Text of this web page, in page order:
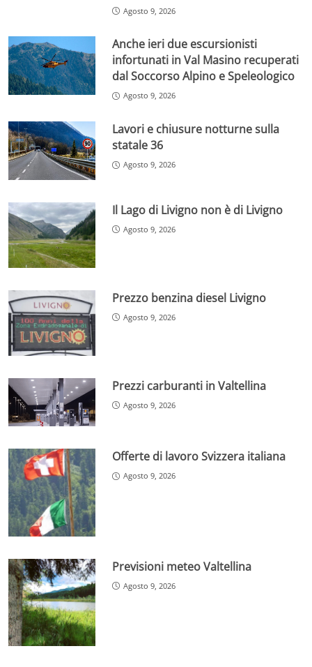
Agosto 9, 2026
Anche ieri due escursionisti
infortunati in Val Masino recuperati
dal Soccorso Alpino e Speleologico
Agosto 9, 2026
Lavori e chiusure notturne sulla
statale 36
Agosto 9, 2026
Il Lago di Livigno non è di Livigno
Agosto 9, 2026
Prezzo benzina diesel Livigno
Agosto 9, 2026
Prezzi carburanti in Valtellina
Agosto 9, 2026
Offerte di lavoro Svizzera italiana
Agosto 9, 2026
Previsioni meteo Valtellina
Agosto 9, 2026